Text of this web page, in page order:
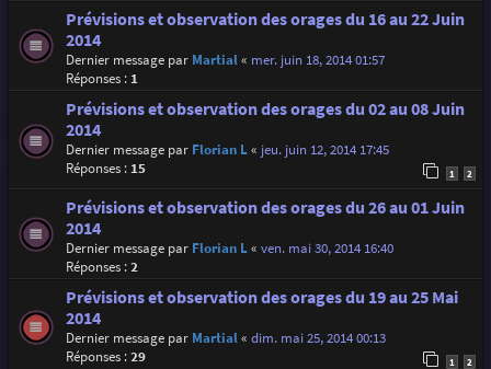
Prévisions et observation des orages du 16 au 22 Juin
2014
Dernier message par Martial« mer. juin 18, 2014 01:57
Réponses : 1
Prévisions et observation des orages du 02 au 08 Juin
2014
Dernier message par Florian L« jeu. juin 12, 2014 17:45
Réponses : 15 1 2
Prévisions et observation des orages du 26 au 01 Juin
2014
Dernier message par Florian L« ven. mai 30, 2014 16:40
Réponses :2
Prévisions et observation des orages du 19 au 25 Mai
2014
Dernier message par Martial« dim. mai 25, 2014 00:13
Réponses :29 1 2